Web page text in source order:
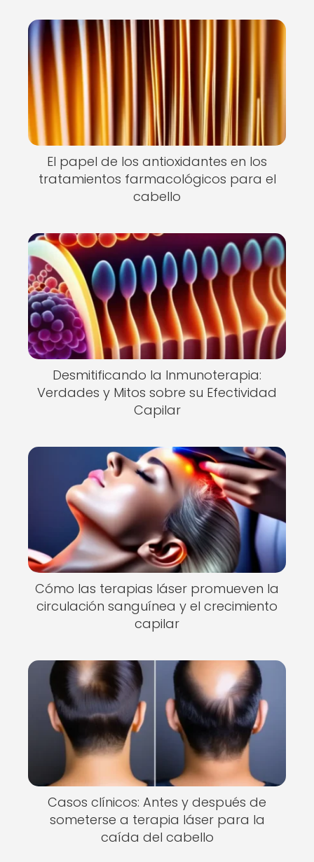
El papel de los antioxidantes en los
tratamientos farmacológicos para el
cabello
Desmitificando la Inmunoterapia:
Verdades y Mitos sobre su Efectividad
Capilar
Cómo las terapias láser promueven la
circulación sanguínea y el crecimiento
capilar
Casos clínicos: Antes y después de
someterse a terapia láser para la
caída del cabello